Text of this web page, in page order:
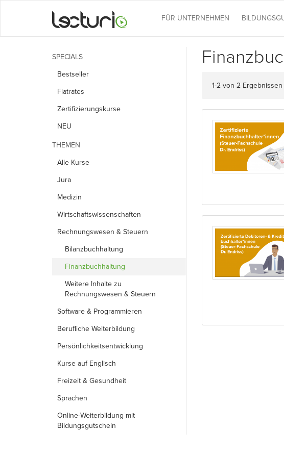
FÜR UNTERNEHMEN
SPECIALS
Bestseller
Flatrates
Zertifizierungskurse
NEU
THEMEN
Alle Kurse
Jura
Medizin
Wirtschafts­wissenschaften
Rechnungs­wesen & Steuern
Bilanzbuchhaltung
Finanzbuchhaltung
Weitere Inhalte zu
Rechnungswesen & Steuern
Software & Programmieren
Berufliche Weiterbildung
Persönlichkeits­entwicklung
Kurse auf Englisch
Freizeit & Gesundheit
Sprachen
Online-Weiterbildung mit
Bildungsgutschein
1-2 von 2 Ergebnissen